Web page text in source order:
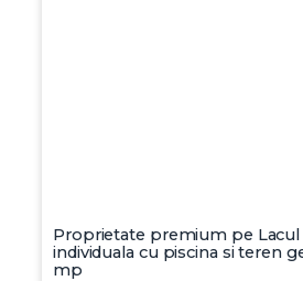
Proprietate premium pe Lacul
individuala cu piscina si teren
mp